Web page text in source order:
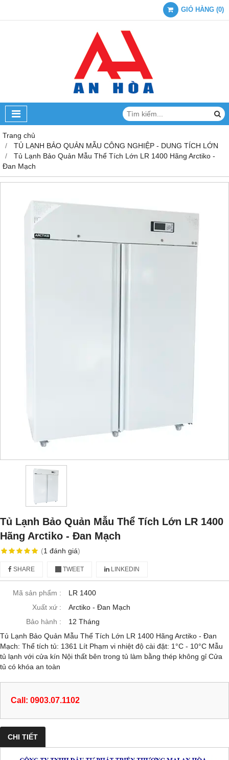
GIỎ HÀNG (0)
Trang chủ
TỦ LẠNH BẢO QUẢN MẪU CÔNG NGHIỆP - DUNG TÍCH LỚN
Tủ Lạnh Bảo Quản Mẫu Thể Tích Lớn LR 1400 Hãng Arctiko -
Đan Mạch
Tủ Lạnh Bảo Quản Mẫu Thể Tích Lớn LR 1400
Hãng Arctiko - Đan Mạch
(1 đánh giá)
SHARE TWEET LINKEDIN
Mã sản phẩm :
LR 1400
Xuất xứ :
Arctiko - Đan Mạch
Bảo hành :
12 Tháng
Tủ Lạnh Bảo Quản Mẫu Thể Tích Lớn LR 1400 Hãng Arctiko - Đan
Mạch: Thể tích tủ: 1361 Lít Phạm vi nhiệt độ cài đặt: 1°C - 10°C Mẫu
tủ lạnh với cửa kín Nội thất bên trong tủ làm bằng thép không gỉ Cửa
tủ có khóa an toàn
Call: 0903.07.1102
CHI TIẾT